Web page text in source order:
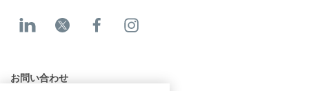
お問い合わせ